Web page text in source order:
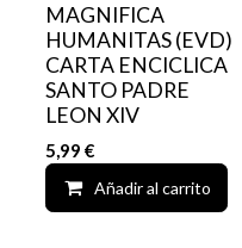
MAGNIFICA
HUMANITAS (EVD)
CARTA ENCICLICA
SANTO PADRE
LEON XIV
5,99 €
Añadir al carrito